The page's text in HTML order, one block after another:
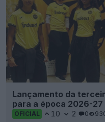
Lançamento da
para a época 2026-27
OFICIAL 10 2 0